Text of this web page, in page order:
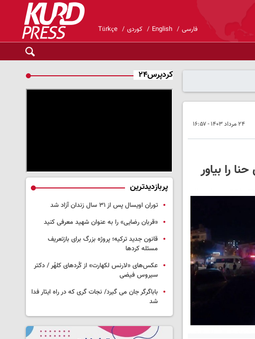
فارسی English کوردی Türkçe
۲۴ مرداد ۱۴۰۳ - ۱۶:۵۷
را بیاور
کردپرس۲۴
پربازدیدترین
توران اویسال پس از ۳۱ سال زندان آزاد شد
«قربان رضایی» را به عنوان شهید معرفی کنید
قانون جدید ترکیه؛ پروژه بزرگ‌ برای بازتعریف
مسئله کردها
عکس‌های «لارنس لکهارت» از کُردهای کلهُر / دکتر
سیروس فیضی
باباگرگر جان می گیرد/ نجات گری که در راه ایثار فدا
شد